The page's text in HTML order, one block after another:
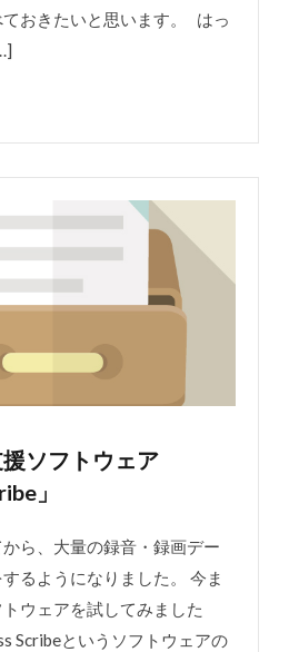
おきたいと思います。 はっ
ソフトウェア
」
ら、大量の録音・録画デー
るようになりました。 今ま
ウェアを試してみました
Scribeというソフトウェアの